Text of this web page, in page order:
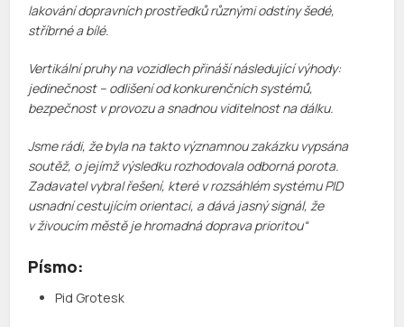
lakování dopravních prostředků různými odstíny šedé,
stříbrné a bílé.
Vertikální pruhy na vozidlech přináší následující výhody:
jedinečnost – odlišení od konkurenčních systémů,
bezpečnost v provozu a snadnou viditelnost na dálku.
Jsme rádi, že byla na takto významnou zakázku vypsána
soutěž, o jejímž výsledku rozhodovala odborná porota.
Zadavatel vybral řešení, které v rozsáhlém systému PID
usnadní cestujícím orientaci, a dává jasný signál, že
v živoucím městě je hromadná doprava prioritou“
Písmo:
Pid Grotesk